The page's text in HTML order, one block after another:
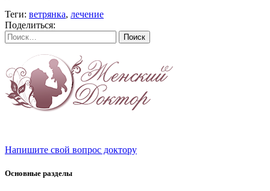
Теги: ветрянка, лечение
Поделиться:
Найти:
Напишите свой вопрос доктору
Основные разделы